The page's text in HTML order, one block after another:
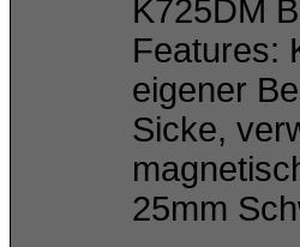
K725DM
Features:
eigener
Sicke,
25mm